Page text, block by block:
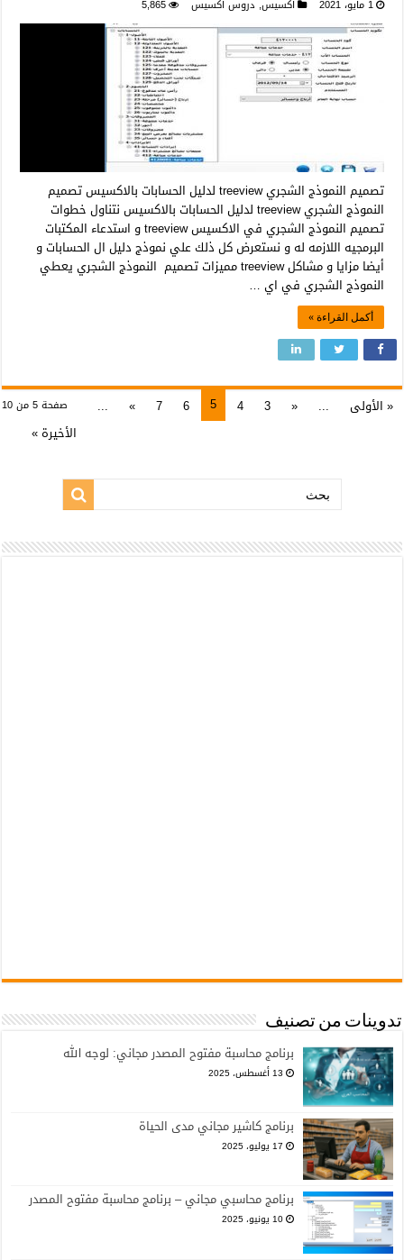
1 مايو، 2021 اكسيس, دروس اكسيس 5,865
تصميم النموذج الشجري treeview لدليل الحسابات بالاكسيس تصميم
النموذج الشجري treeview لدليل الحسابات بالاكسيس نتناول خطوات
تصميم النموذج الشجري في الاكسيس treeview و استدعاء المكتبات
البرمجيه اللازمه له و نستعرض كل ذلك علي نموذج دليل ال الحسابات و
أيضا مزايا و مشاكل treeview مميزات تصميم النموذج الشجري يعطي
النموذج الشجري في اي …
أكمل القراءة »
صفحة 5 من 10 « الأولى ...
«
3
4
5
6
7
»
...
الأخيرة »
بحث:
تدوينات من تصنيف
برنامج محاسبة مفتوح المصدر مجاني: لوجه الله
13 أغسطس، 2025
برنامج كاشير مجاني مدى الحياة
17 يوليو، 2025
برنامج محاسبي مجاني – برنامج محاسبة مفتوح المصدر
10 يونيو، 2025